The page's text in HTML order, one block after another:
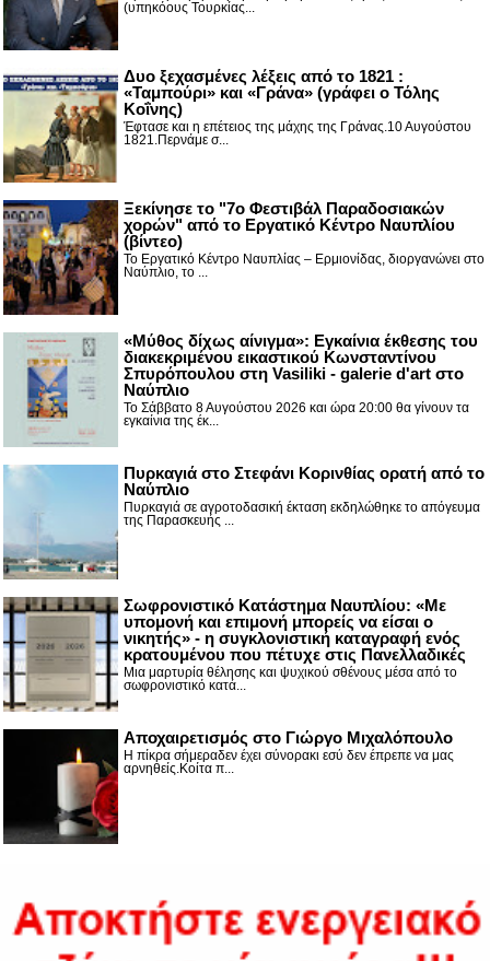
(υπηκόους Τουρκίας...
Δυο ξεχασμένες λέξεις από το 1821 :
«Ταμπούρι» και «Γράνα» (γράφει ο Τόλης
Κοΐνης)
Έφτασε και η επέτειος της μάχης της Γράνας.10 Αυγούστου
1821.Περνάμε σ...
Ξεκίνησε το "7ο Φεστιβάλ Παραδοσιακών
χορών" από το Εργατικό Κέντρο Ναυπλίου
(βίντεο)
Το Εργατικό Κέντρο Ναυπλίας – Ερμιονίδας, διοργανώνει στο
Ναύπλιο, το ...
«Μύθος δίχως αίνιγμα»: Εγκαίνια έκθεσης του
διακεκριμένου εικαστικού Κωνσταντίνου
Σπυρόπουλου στη Vasiliki - galerie d'art στο
Ναύπλιο
Το Σάββατο 8 Αυγούστου 2026 και ώρα 20:00 θα γίνουν τα
εγκαίνια της έκ...
Πυρκαγιά στο Στεφάνι Κορινθίας ορατή από το
Ναύπλιο
Πυρκαγιά σε αγροτοδασική έκταση εκδηλώθηκε το απόγευμα
της Παρασκευής ...
Σωφρονιστικό Κατάστημα Ναυπλίου: «Με
υπομονή και επιμονή μπορείς να είσαι ο
νικητής» - η συγκλονιστική καταγραφή ενός
κρατουμένου που πέτυχε στις Πανελλαδικές
Μια μαρτυρία θέλησης και ψυχικού σθένους μέσα από το
σωφρονιστικό κατά...
Αποχαιρετισμός στο Γιώργο Μιχαλόπουλο
Η πίκρα σήμεραδεν έχει σύνορακι εσύ δεν έπρεπε να μας
αρνηθείς.Κοίτα π...